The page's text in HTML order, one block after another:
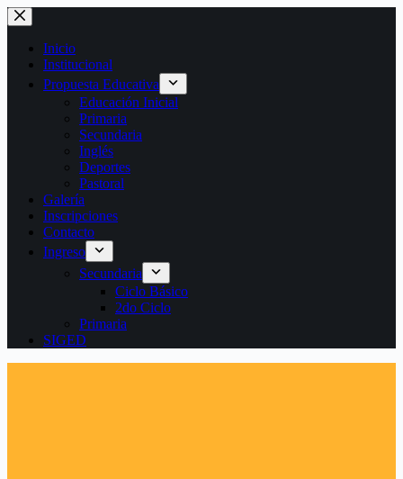
Saltar
al
contenido
Inicio
Institucional
Propuesta Educativa
Educación Inicial
Primaria
Secundaria
Inglés
Deportes
Pastoral
Galería
Inscripciones
Contacto
Ingreso
Secundaria
Ciclo Básico
2do Ciclo
Primaria
SIGED